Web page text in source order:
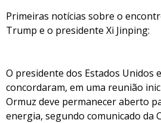
Primeiras notícias sobre o
Trump e o presidente Xi Jinping:
O presidente dos Estados Unidos
concordaram, em uma reunião
Ormuz deve permanecer aberto
energia, segundo comunicado da